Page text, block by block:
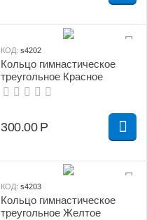
КОД: s4202
Кольцо гимнастическое
треугольное Красное
300.00 Р
КОД: s4203
Кольцо гимнастическое
треугольное Желтое